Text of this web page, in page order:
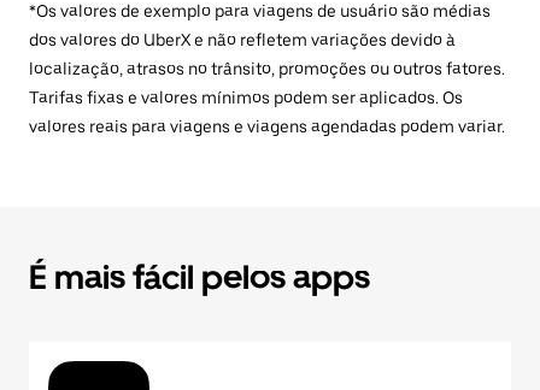
*Os valores de exemplo para viagens de usuário são médias
dos valores do UberX e não refletem variações devido à
localização, atrasos no trânsito, promoções ou outros fatores.
Tarifas fixas e valores mínimos podem ser aplicados. Os
valores reais para viagens e viagens agendadas podem variar.
É mais fácil pelos apps